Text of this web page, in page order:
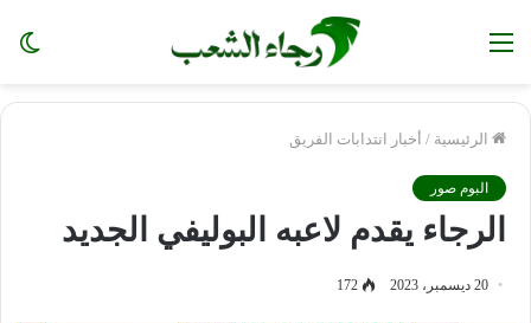
القائمة
الرئيسية / أخبار انتدابات الفريق
البوم صور
الرجاء يقدم لاعبه البوليفي الجديد
20 ديسمبر، 2023 172